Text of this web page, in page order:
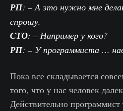
РП: – А это нужно мне
спрошу.
СТО: – Например у кого?
РП: – У программиста …
Пока все складывается
того, что у нас человек
Действительно